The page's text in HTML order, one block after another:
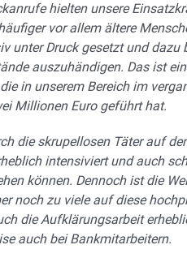
hielten unsere
vor allem ältere
unter Druck gesetzt und dazu
auszuhändigen. Das ist
in unserem Bereich im
Millionen Euro geführt hat.
die skrupellosen Täter auf
intensiviert und auch
können. Dennoch ist die
noch zu viele auf diese
die Aufklärungsarbeit
auch bei Bankmitarbeitern.